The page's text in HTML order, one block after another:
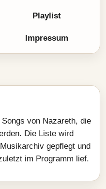
Playlist
Impressum
von Nazareth, die
Die Liste wird
gepflegt und
im Programm lief.